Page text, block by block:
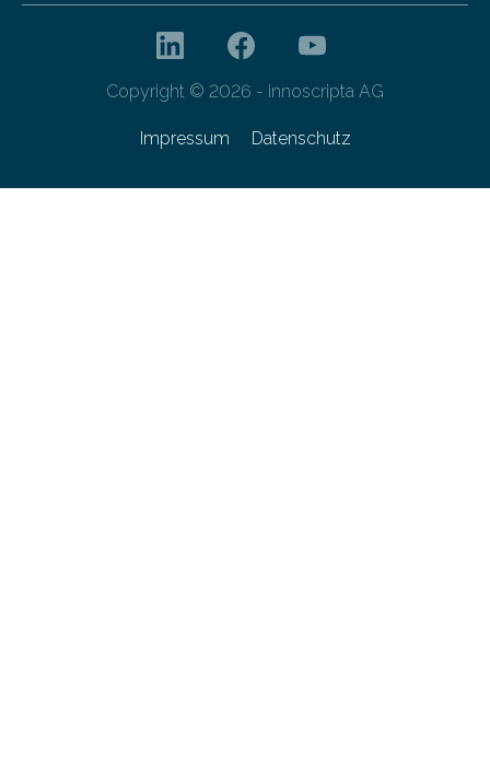
Copyright © 2026 - innoscripta AG
Impressum Datenschutz